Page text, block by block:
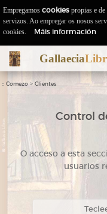
Gallaecia
:: Comezo > Clientes
Control
O acceso a esta
usuarios
Empregamos cookies propias e
servizos. Ao empregar os nosos
cookies.
Máis información